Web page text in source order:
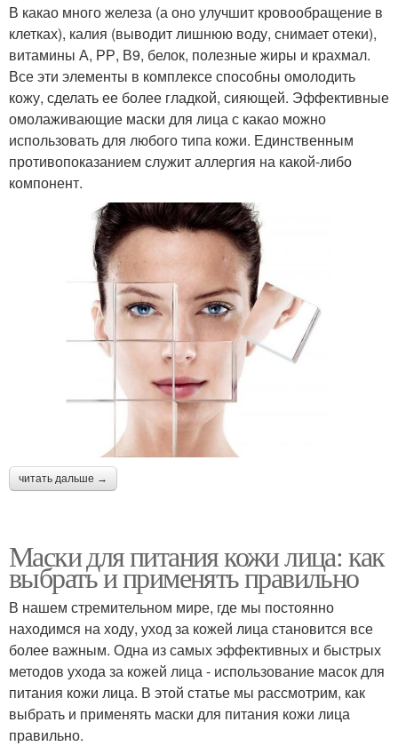
В какао много железа (а оно улучшит кровообращение в
клетках), калия (выводит лишнюю воду, снимает отеки),
витамины А, РР, В9, белок, полезные жиры и крахмал.
Все эти элементы в комплексе способны омолодить
кожу, сделать ее более гладкой, сияющей. Эффективные
омолаживающие маски для лица с какао можно
использовать для любого типа кожи. Единственным
противопоказанием служит аллергия на какой-либо
компонент.
читать дальше →
Маски для питания кожи лица: как
выбрать и применять правильно
В нашем стремительном мире, где мы постоянно
находимся на ходу, уход за кожей лица становится все
более важным. Одна из самых эффективных и быстрых
методов ухода за кожей лица - использование масок для
питания кожи лица. В этой статье мы рассмотрим, как
выбрать и применять маски для питания кожи лица
правильно.